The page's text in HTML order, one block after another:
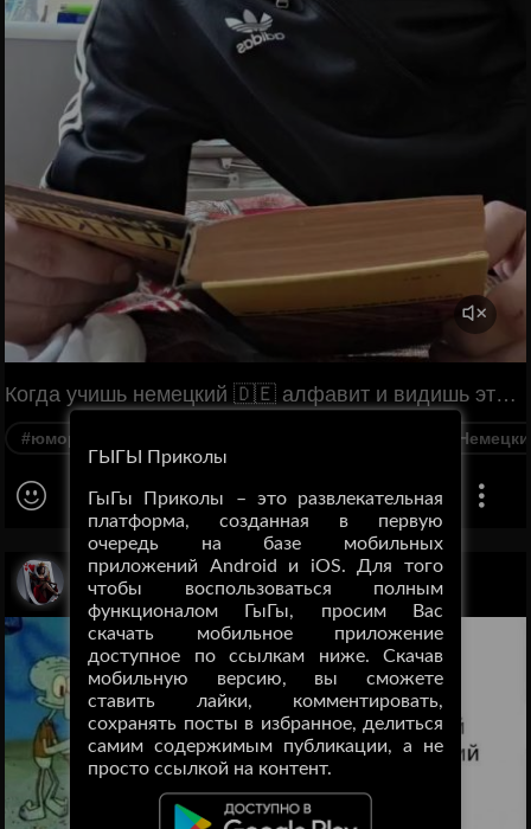
Когда учишь немецкий 🇩🇪 алфавит и видишь эти три буквы ü ä ö. Мужчина имитирует звуки, похожие на произношение этих букв.
#юмор
Святой блинчик
ГЫГЫ Приколы
ГыГы Приколы – это развлекательная
платформа, созданная в первую
очередь на базе мобильных
приложений Android и iOS. Для того
чтобы воспользоваться полным
функционалом ГыГы, просим Вас
скачать мобильное приложение
доступное по ссылкам ниже. Скачав
мобильную версию, вы сможете
ставить лайки, комментировать,
сохранять посты в избранное, делиться
самим содержимым публикации, а не
просто ссылкой на контент.